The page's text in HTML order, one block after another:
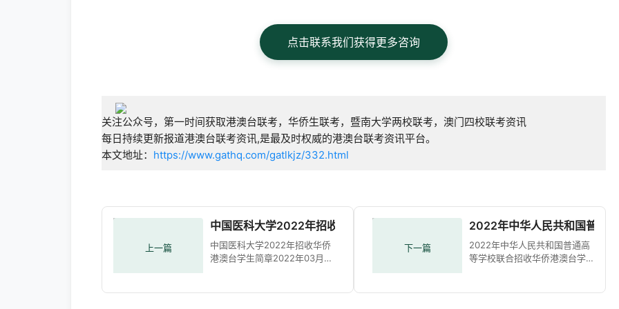
点击联系我们获得更多咨询
关注公众号，第一时间获取港澳台联考，华侨生联考，暨南大学两校联考，澳门四校联考资讯
每日持续更新报道港澳台联考资讯,是最及时权威的港澳台联考资讯平台。
本文地址： https://www.gathq.com/gatlkjz/332.html
上一篇
中国医科大学2022年招收华侨港澳台学生简章
中国医科大学2022年招收华侨
港澳台学生简章2022年03月01
下一篇
2022年中华人民共和国普通
2022年中华人民共和国普通高
等学校联合招收华侨港澳台学